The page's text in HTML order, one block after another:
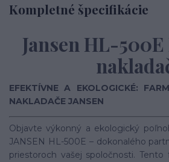
Kompletné špecifikácie
Jansen HL-
EFEKTÍVNE A EKOLOGICKÉ:
NAKLADAČE JANSEN
Objavte výkonný a ekologický
JANSEN HL-500E – dokonalého
priestoroch vašej spoločnosti. Tento